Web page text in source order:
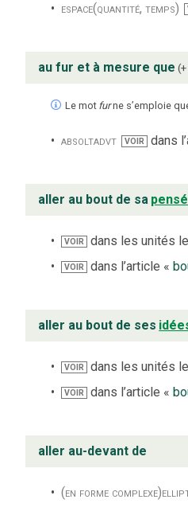
espace(quantité, temps)
au fur et à mesure que
Le mot furne s’emploie
absoltadvt VOIR dans
aller au bout de sa
VOIR dans les unités
VOIR dans l’article «
aller au bout de ses
VOIR dans les unités
VOIR dans l’article «
aller au-devant de
(en forme complexe)